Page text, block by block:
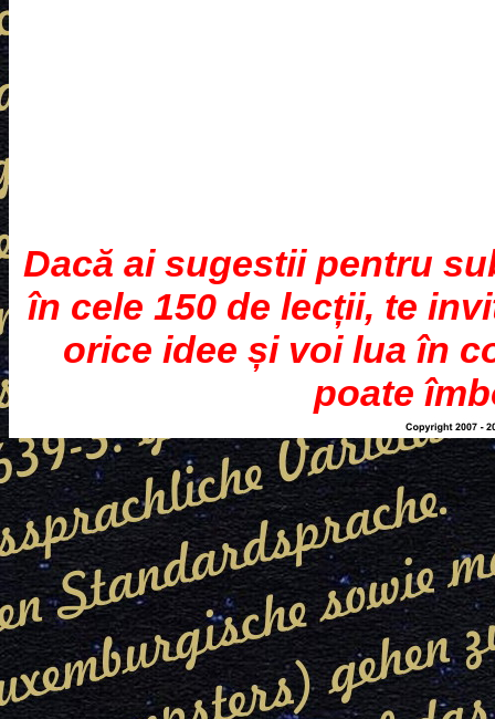
Dacă ai sugestii pentru
în cele 150 de lecții, te
orice idee și voi lua în
poate